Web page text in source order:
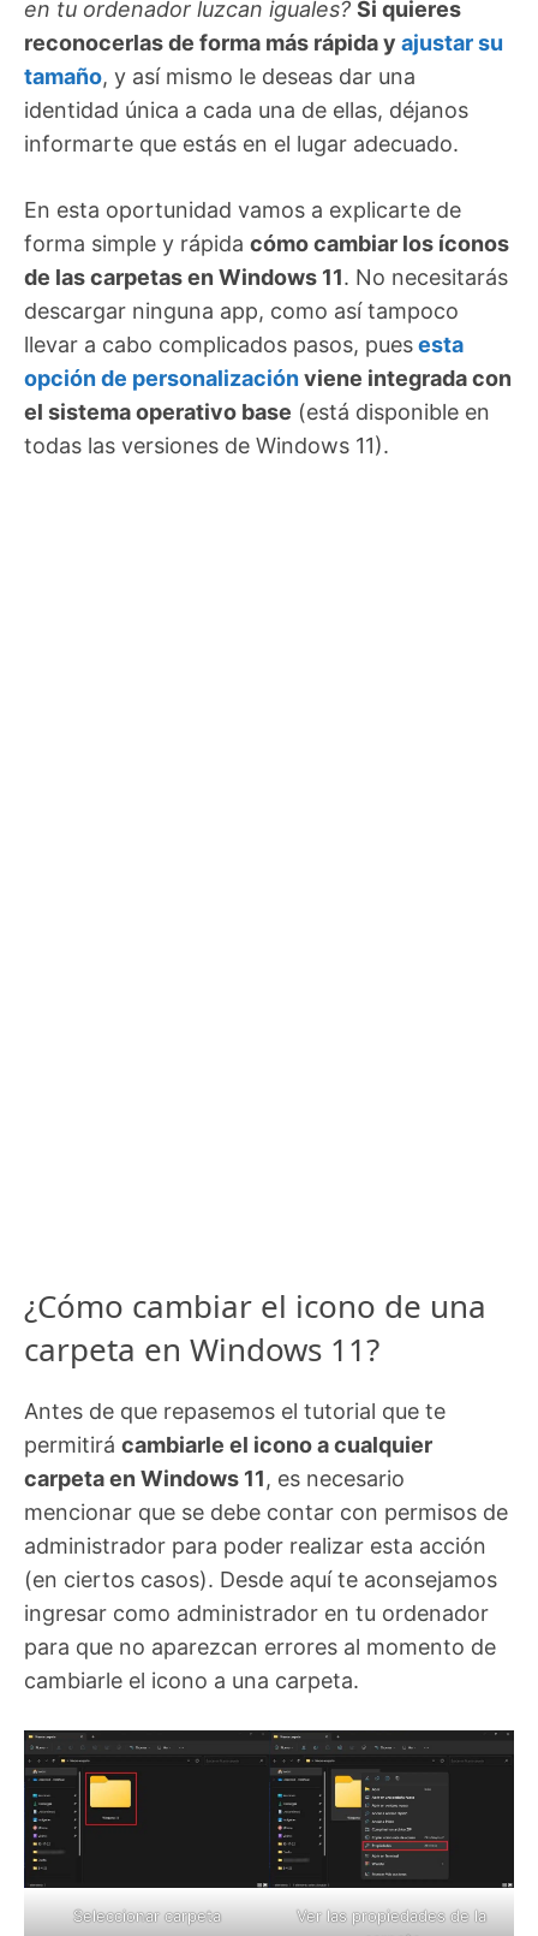
en tu ordenador luzcan iguales? Si quieres
reconocerlas de forma más rápida y ajustar su
tamaño, y así mismo le deseas dar una
identidad única a cada una de ellas, déjanos
informarte que estás en el lugar adecuado.
En esta oportunidad vamos a explicarte de
forma simple y rápida cómo cambiar los íconos
de las carpetas en Windows 11. No necesitarás
descargar ninguna app, como así tampoco
llevar a cabo complicados pasos, puesesta
opción de personalizaciónviene integrada con
el sistema operativo base (está disponible en
todas las versiones de Windows 11).
¿Cómo cambiar el icono de una
carpeta en Windows 11?
Antes de que repasemos el tutorial que te
permitirá cambiarle el icono a cualquier
carpeta en Windows 11, es necesario
mencionar que se debe contar con permisos de
administrador para poder realizar esta acción
(en ciertos casos). Desde aquí te aconsejamos
ingresar como administrador en tu ordenador
para que no aparezcan errores al momento de
cambiarle el icono a una carpeta.
Seleccionar carpeta
Ver las propiedades de la